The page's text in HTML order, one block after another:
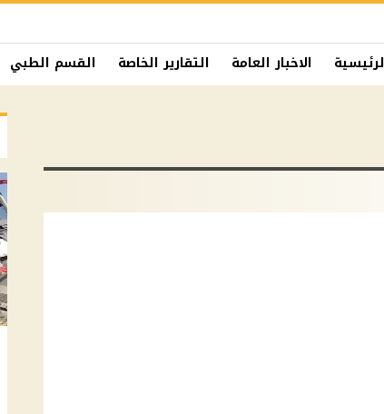
الاخبار العامة التقارير الخاصة القسم الطبي